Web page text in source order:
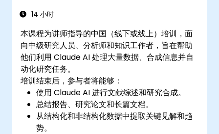
14 小时
本课程为讲师指导的中国（线下或线上）培训，面
向中级研究人员、分析师和知识工作者，旨在帮助
他们利用 Claude AI 处理大量数据、合成信息并自
动化研究任务。
培训结束后，参与者将能够：
使用 Claude AI 进行文献综述和研究合成。
总结报告、研究论文和长篇文档。
从结构化和非结构化数据中提取关键见解和趋
势。